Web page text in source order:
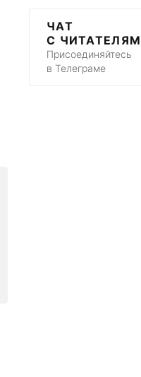
ЧАТ
С
Присоединяйтесь
в Телеграме